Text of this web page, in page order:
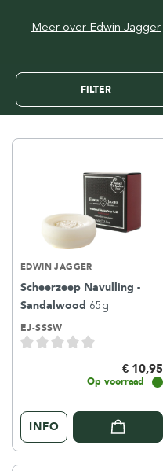
Meer over Edwin Jagger
FILTER
EDWIN JAGGER
Scheerzeep Navulling -
Sandalwood 65g
EJ-SSSW
€ 10,95
Op voorraad
INFO